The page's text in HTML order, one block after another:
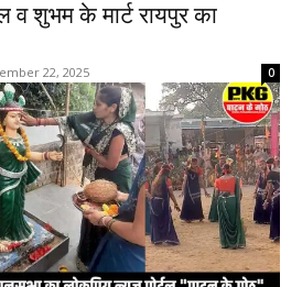
व शुभम के मार्ट रायपुर का
22, 2025 0